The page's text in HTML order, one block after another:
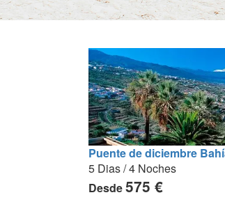
Puente de diciembre
5 Dias / 4 Noches
Desde575 €